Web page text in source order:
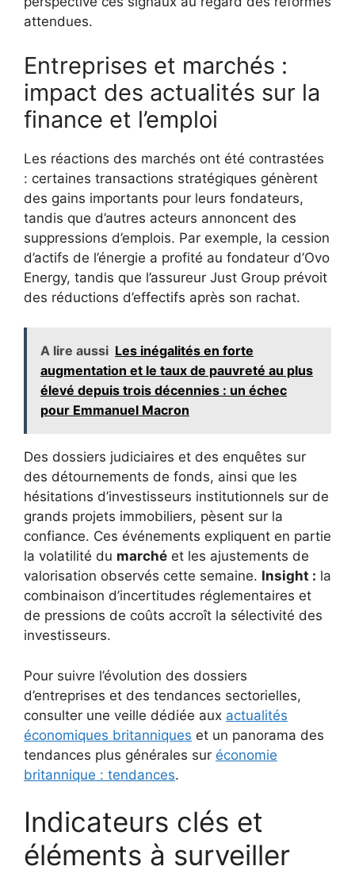
attendues.
Entreprises et marchés :
impact des actualités sur la
finance et l’emploi
Les réactions des marchés ont été contrastées
: certaines transactions stratégiques génèrent
des gains importants pour leurs fondateurs,
tandis que d’autres acteurs annoncent des
suppressions d’emplois. Par exemple, la cession
d’actifs de l’énergie a profité au fondateur d’Ovo
Energy, tandis que l’assureur Just Group prévoit
des réductions d’effectifs après son rachat.
A lire aussi Les inégalités en forte
augmentation et le taux de pauvreté au plus
élevé depuis trois décennies : un échec
pour Emmanuel Macron
Des dossiers judiciaires et des enquêtes sur
des détournements de fonds, ainsi que les
hésitations d’investisseurs institutionnels sur de
grands projets immobiliers, pèsent sur la
confiance. Ces événements expliquent en partie
la volatilité du marché et les ajustements de
valorisation observés cette semaine. Insight : la
combinaison d’incertitudes réglementaires et
de pressions de coûts accroît la sélectivité des
investisseurs.
Pour suivre l’évolution des dossiers
d’entreprises et des tendances sectorielles,
consulter une veille dédiée aux actualités
économiques britanniques et un panorama des
tendances plus générales sur économie
britannique : tendances.
Indicateurs clés et
éléments à surveiller